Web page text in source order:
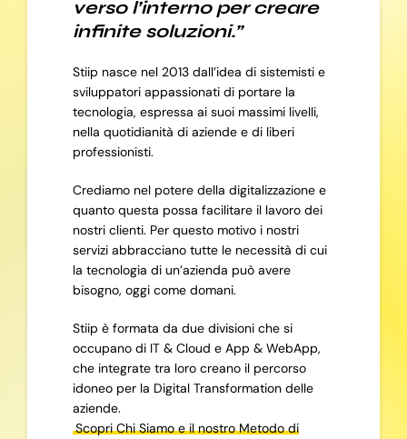
verso l’interno per creare
infinite soluzioni.”
Stiip nasce nel 2013 dall’idea di sistemisti e
sviluppatori appassionati di portare la
tecnologia, espressa ai suoi massimi livelli,
nella quotidianità di aziende e di liberi
professionisti.
Crediamo nel potere della digitalizzazione e
quanto questa possa facilitare il lavoro dei
nostri clienti. Per questo motivo i nostri
servizi abbracciano tutte le necessità di cui
la tecnologia di un’azienda può avere
bisogno, oggi come domani.
Stiip è formata da due divisioni che si
occupano di IT & Cloud e App & WebApp,
che integrate tra loro creano il percorso
idoneo per la Digital Transformation delle
aziende.
Scopri Chi Siamo e il nostro Metodo di